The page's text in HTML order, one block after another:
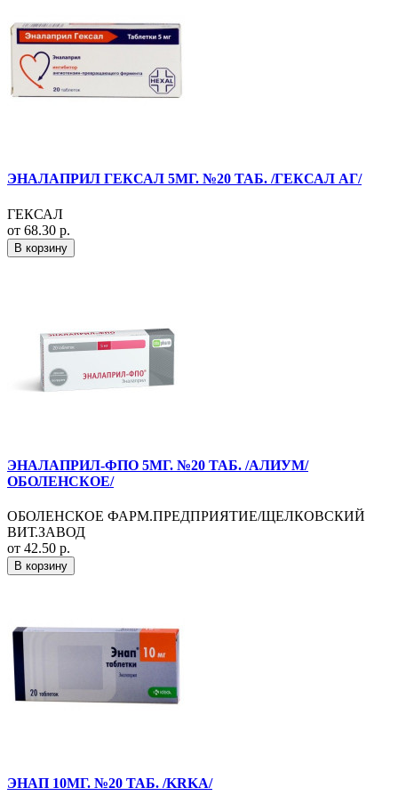
ЭНАЛАПРИЛ ГЕКСАЛ 5МГ. №20 ТАБ. /ГЕКСАЛ АГ/
ГЕКСАЛ
от 68.30 р.
В корзину
ЭНАЛАПРИЛ-ФПО 5МГ. №20 ТАБ. /АЛИУМ/
ОБОЛЕНСКОЕ/
ОБОЛЕНСКОЕ ФАРМ.ПРЕДПРИЯТИЕ/ЩЕЛКОВСКИЙ
ВИТ.ЗАВОД
от 42.50 р.
В корзину
ЭНАП 10МГ. №20 ТАБ. /KRKA/